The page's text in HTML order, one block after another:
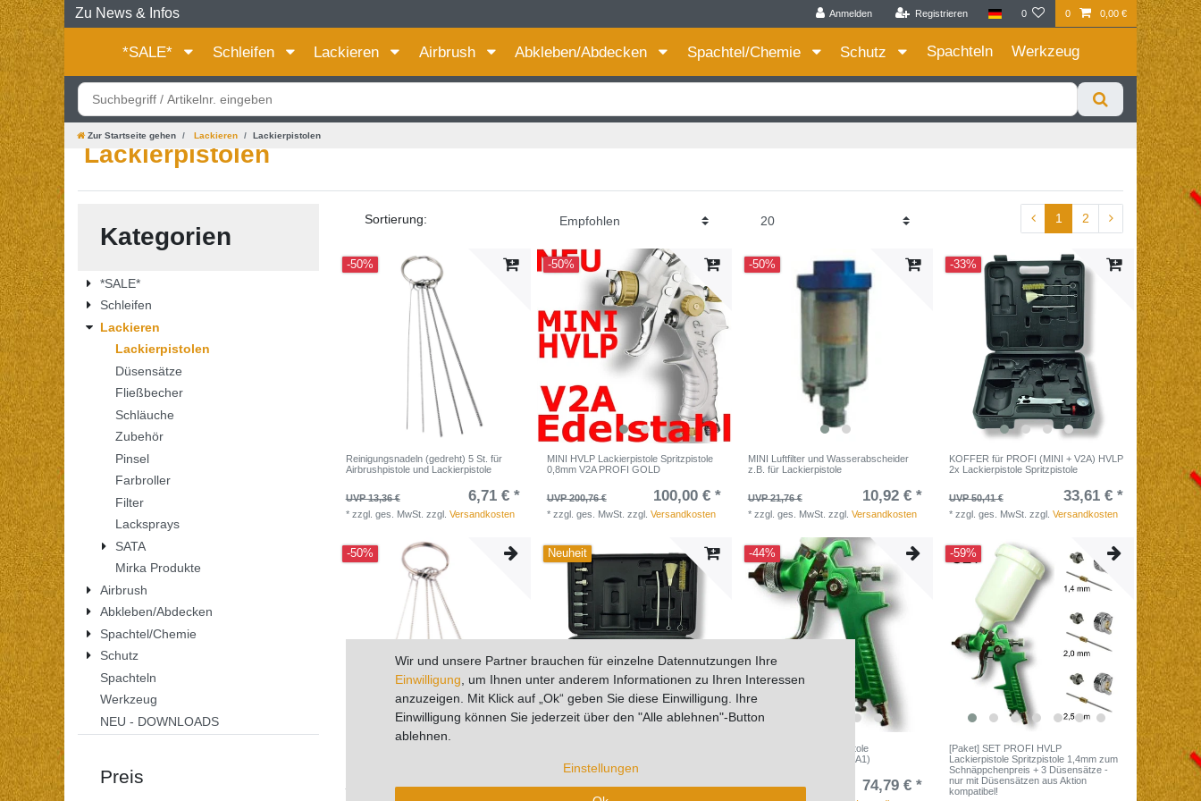
Zu News & Infos Anmelden Registrieren 0 0 0,00 €
Für bessere Preise HIER registrieren! Zum Privatkunden Shop bitte hier klicken
*SALE* Schleifen Lackieren Airbrush Abkleben/Abdecken Spachtel/Chemie Schutz Spachteln Werkzeug
Zur Startseite gehen Lackieren Lackierpistolen
Lackierpistolen
Kategorien
*SALE*
Schleifen
Lackieren
Lackierpistolen
Düsensätze
Fließbecher
Schläuche
Zubehör
Pinsel
Farbroller
Filter
Lacksprays
SATA
Mirka Produkte
Airbrush
Abkleben/Abdecken
Spachtel/Chemie
Schutz
Spachteln
Werkzeug
NEU - DOWNLOADS
Preis
Sortierung: 1 2
-50%
Reinigungsnadeln (gedreht) 5 St. für
Airbrushpistole und Lackierpistole
UVP 13,36 € 6,71 € *
* zzgl. ges. MwSt. zzgl. Versandkosten
-50%
MINI HVLP Lackierpistole Spritzpistole
0,8mm V2A PROFI GOLD
UVP 200,76 € 100,00 € *
* zzgl. ges. MwSt. zzgl. Versandkosten
-50%
MINI Luftfilter und Wasserabscheider
z.B. für Lackierpistole
UVP 21,76 € 10,92 € *
* zzgl. ges. MwSt. zzgl. Versandkosten
-33%
KOFFER für PROFI (MINI + V2A) HVLP
2x Lackierpistole Spritzpistole
UVP 50,41 € 33,61 € *
* zzgl. ges. MwSt. zzgl. Versandkosten
-50%
UVP 13,36 € 6,71 € *
Neuheit
UVP 66,39 € 42,01 € *
-44%
PROFI HVLP Lackierpistole
Spritzpistole 1,4mm (827A1)
UVP 133,61 € 74,79 € *
-59%
[Paket] SET PROFI HVLP
Lackierpistole Spritzpistole 1,4mm zum
Schnäppchenpreis + 3 Düsensätze -
nur mit Düsensätzen aus Aktion
kompatibel!
Wir und unsere Partner brauchen für einzelne Datennutzungen Ihre
Einwilligung , um Ihnen unter anderem Informationen zu Ihren Interessen
anzuzeigen. Mit Klick auf „Ok“ geben Sie diese Einwilligung. Ihre
Einwilligung können Sie jederzeit über den "Alle ablehnen"-Button
ablehnen.
Einstellungen